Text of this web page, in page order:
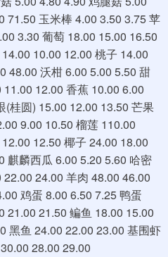
71.50 玉米棒 4.00 3.50 3.75 苹
3.30 葡萄 18.00 15.00 16.50
10.00 12.00 桃子 14.00
48.00 沃柑 6.00 5.00 5.50 甜
12.00 香蕉 10.00 6.00
(桂圆) 15.00 12.00 13.50 芒果
9.00 10.50 榴莲 110.00
12.50 椰子 24.00 18.00
麒麟西瓜 6.00 5.20 5.60 哈密
24.00 羊肉 48.00 46.00
鸡蛋 8.00 6.50 7.25 鸭蛋
21.00 21.50 鳊鱼 18.00 15.00
黑鱼 24.00 22.00 23.00 基围虾
28.00 29.00